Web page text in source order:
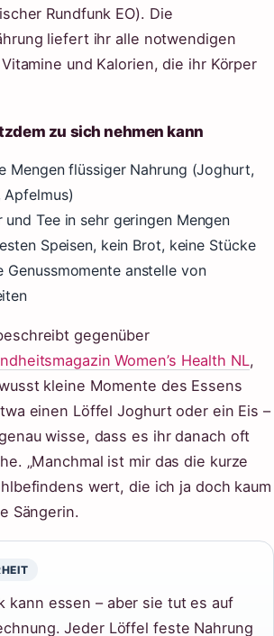
Rundfunk EO). Die
liefert ihr alle notwendigen
und Kalorien, die ihr Körper
zu sich nehmen kann
Mengen flüssiger Nahrung (Joghurt,
Apfelmus)
und Tee in sehr geringen Mengen
Speisen, kein Brot, keine Stücke
Genussmomente anstelle von
gegenüber
Women’s Health NL,
kleine Momente des Essens
einen Löffel Joghurt oder ein Eis –
wisse, dass es ihr danach oft
„Manchmal ist mir das die kurze
wert, die ich ja doch kaum
Sängerin.
kann essen – aber sie tut es auf
Jeder Löffel feste Nahrung